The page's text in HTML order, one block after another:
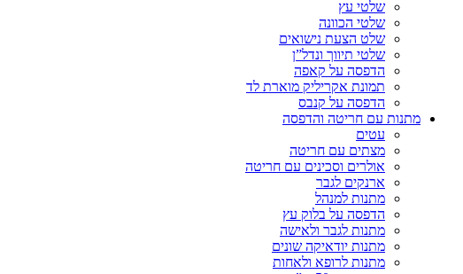
שלטי עץ
שלטי הכוונה
שלט הצעת נישואים
שלטי תיווך ונדל”ן
הדפסה על קאפה
תמונת אקריליק מוארת לד
הדפסה על קנבס
מתנות עם חריטה והדפסה
עטים
מצתים עם חריטה
אולרים וסכינים עם חריטה
ארנקים לגבר
מתנות למנהל
הדפסה על בלוק עץ
מתנות לגבר ולאישה
מתנות יודאיקה שונים
מתנות לרופא ולאחות